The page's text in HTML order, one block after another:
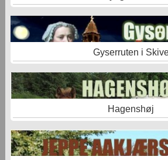
Gyserruten i
Hagenshøj